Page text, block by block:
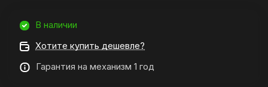
В наличии
Хотите купить дешевле?
Гарантия на механизм 1 год